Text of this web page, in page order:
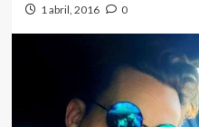
1 abril, 2016 0